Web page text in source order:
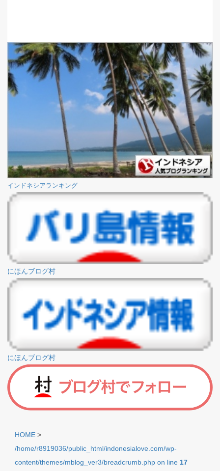
インドネシアランキング
にほんブログ村
にほんブログ村
HOME >
/home/r8919036/public_html/indonesialove.com/wp-
content/themes/mblog_ver3/breadcrumb.php on line 17